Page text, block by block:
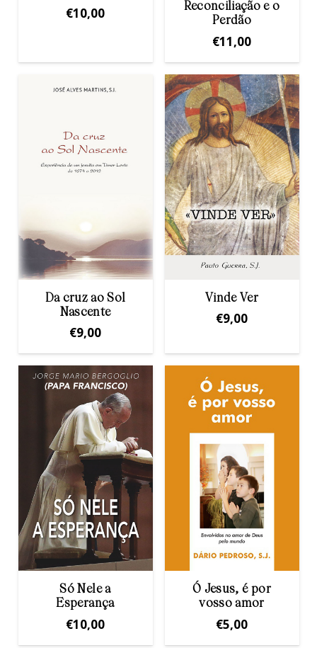
€10,00
Reconciliação e o
Perdão
€11,00
Da cruz ao Sol
Nascente
€9,00
Vinde Ver
€9,00
Só Nele a
Esperança
€10,00
Ó Jesus, é por
vosso amor
€5,00